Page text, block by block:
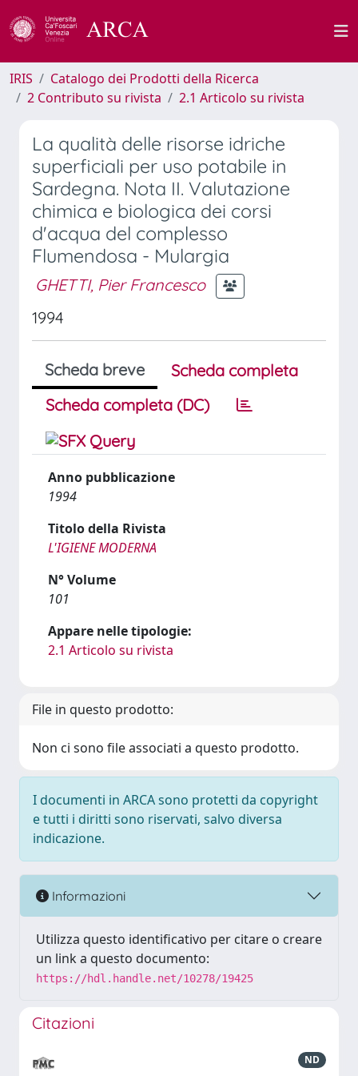
IRIS
Catalogo dei Prodotti della Ricerca
2 Contributo su rivista
2.1 Articolo su rivista
La qualità delle risorse idriche
superficiali per uso potabile in
Sardegna. Nota II. Valutazione
chimica e biologica dei corsi
d'acqua del complesso
Flumendosa - Mulargia
GHETTI, Pier Francesco
1994
Scheda breve
Scheda completa
Scheda completa (DC)
Anno pubblicazione
1994
Titolo della Rivista
L'IGIENE MODERNA
N° Volume
101
Appare nelle tipologie:
2.1 Articolo su rivista
File in questo prodotto:
Non ci sono file associati a questo prodotto.
I documenti in ARCA sono protetti da copyright
e tutti i diritti sono riservati, salvo diversa
indicazione.
Informazioni
Utilizza questo identificativo per citare o creare
un link a questo documento:
https://hdl.handle.net/10278/19425
Citazioni
ND